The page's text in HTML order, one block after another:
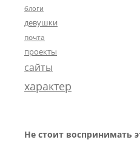
блоги
девушки
почта
проекты
сайты
характер
Не стоит воспринимать